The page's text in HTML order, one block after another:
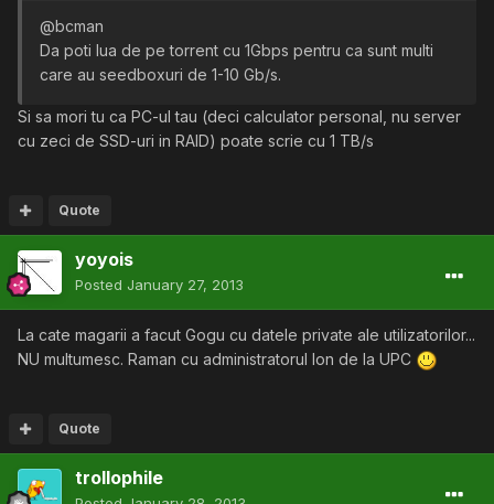
@bcman
Da poti lua de pe torrent cu 1Gbps pentru ca sunt multi
care au seedboxuri de 1-10 Gb/s.
Si sa mori tu ca PC-ul tau (deci calculator personal, nu server
cu zeci de SSD-uri in RAID) poate scrie cu 1 TB/s
Quote
yoyois
Posted January 27, 2013
La cate magarii a facut Gogu cu datele private ale utilizatorilor...
NU multumesc. Raman cu administratorul Ion de la UPC
Quote
trollophile